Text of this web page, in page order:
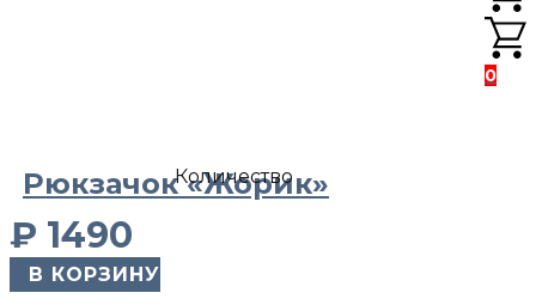
0
Рюкзачок «Жорик»
₽ 1490
​ В КОРЗИНУ
Количество